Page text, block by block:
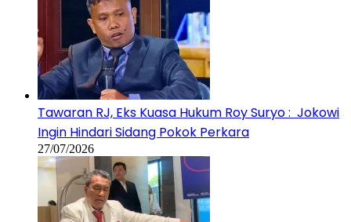
Tawaran RJ, Eks Kuasa Hukum Roy Suryo : Jokowi
Ingin Hindari Sidang Pokok Perkara
27/07/2026